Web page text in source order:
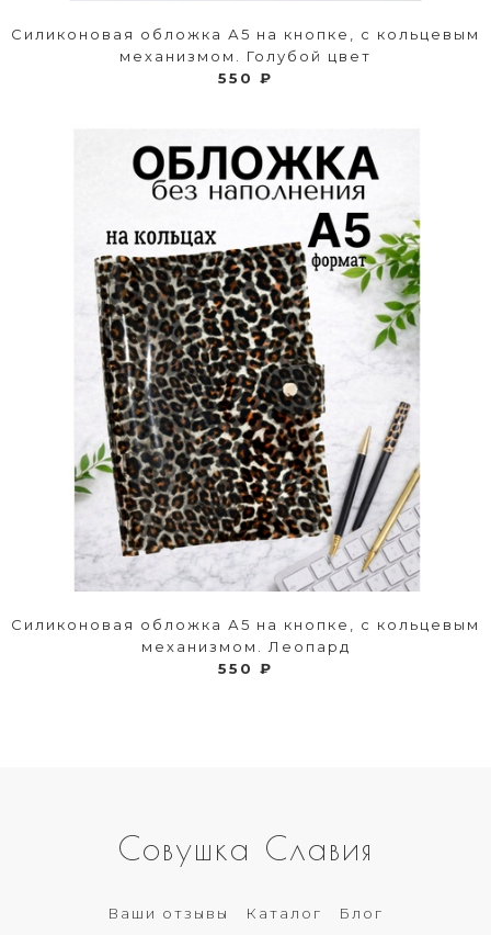
Силиконовая обложка А5 на кнопке, с кольцевым
механизмом. Голубой цвет
550 ₽
Силиконовая обложка А5 на кнопке, с кольцевым
механизмом. Леопард
550 ₽
Совушка Славия
Ваши отзывы Каталог Блог